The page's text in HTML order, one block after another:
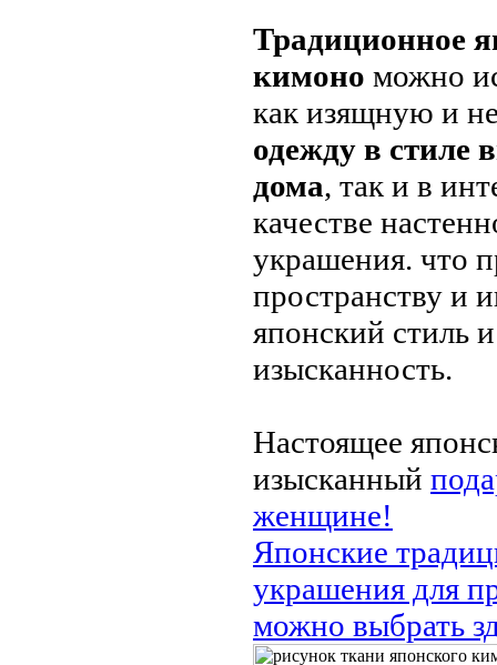
Традиционное
кимоно можно
как изящную и
одежду в стиле
дома, так и в
качестве
украшения. что
пространству и
японский стиль и
изысканность.
Настоящее
изысканный
женщине!
Японские
украшения для
можно выбрать